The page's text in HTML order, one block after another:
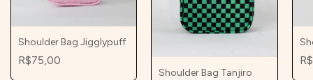
Shoulder Bag Jigglypuff
R$75,00
Shoulder Bag Tanjiro